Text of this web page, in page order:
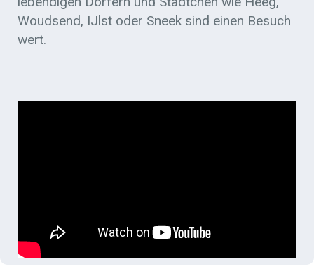
Woudsend, IJlst oder Sneek sind einen Besuch
wert.